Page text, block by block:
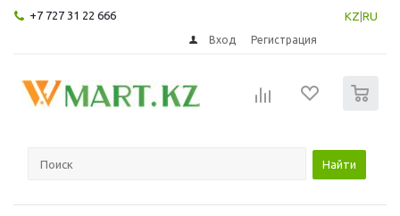
+7 727 31 22 666 KZ RU
Вход Регистрация
Найти